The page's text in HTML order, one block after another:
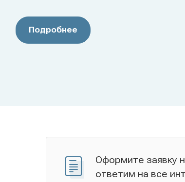
Подробнее
Оформите заявку
ответим на все